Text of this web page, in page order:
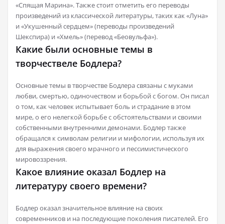
«Спящая Марина». Также стоит отметить его переводы
произведений из классической литературы, таких как «Луна»
и «Укушенный сердцем» (переводы произведений
Шекспира) и «Хмель» (перевод «Беовульфа»).
Какие были основные темы в
творчествеле Бодлера?
Основные темы в творчестве Бодлера связаны с муками
любви, смертью, одиночеством и борьбой с богом. Он писал
о том, как человек испытывает боль и страдание в этом
мире, о его нелегкой борьбе с обстоятельствами и своими
собственными внутренними демонами. Бодлер также
обращался к символам религии и мифологии, используя их
для выражения своего мрачного и пессимистического
мировоззрения.
Какое влияние оказал Бодлер на
литературу своего времени?
Бодлер оказал значительное влияние на своих
современников и на последующие поколения писателей. Его